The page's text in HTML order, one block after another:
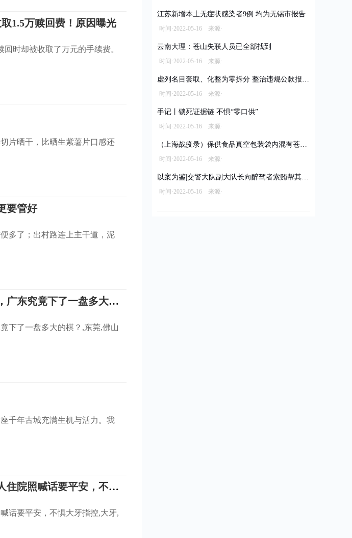
1.5万赎回费！原因曝光
时却被收取了万元的手续费。
片晒干，比晒生紫薯片口感还
要管好
多了；出村路连上主干道，泥
广东凭啥排第一？在未来的十年，广东究竟下了一盘多大的棋？
下了一盘多大的棋？,东莞,佛山
千年古城充满生机与活力。我
陈建州沉默41日又发动态，晒家人住院照喊话要平安，不惧大牙指控
话要平安，不惧大牙指控,大牙,
江苏新增本土无症状感染者9例 均为无锡市报告
时间·2022-05-16 来源·
云南大理：苍山失联人员已全部找到
时间·2022-05-16 来源·
虚列名目套取、化整为零拆分 整治违规公款报销乱象
时间·2022-05-16 来源·
手记丨锁死证据链 不惧“零口供”
时间·2022-05-16 来源·
（上海战疫录）保供食品真空包装袋内混有苍蝇 经销商被立案调查拟罚款10万元
时间·2022-05-16 来源·
以案为鉴|交警大队副大队长向醉驾者索贿帮其脱罪
时间·2022-05-16 来源·